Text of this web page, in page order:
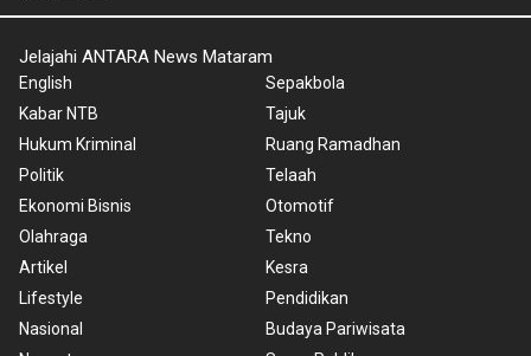
Jelajahi ANTARA News Mataram
English
Kabar NTB
Hukum Kriminal
Politik
Ekonomi Bisnis
Olahraga
Artikel
Lifestyle
Nasional
Sepakbola
Tajuk
Ruang Ramadhan
Telaah
Otomotif
Tekno
Kesra
Pendidikan
Budaya Pariwisata